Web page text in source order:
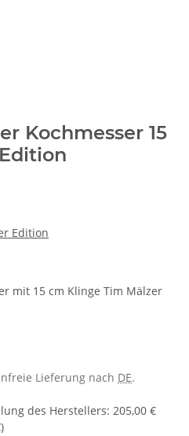
Kochmesser 15
Edition
mit 15 cm Klinge Tim Mälzer
Lieferung nach DE.
des Herstellers: 205,00 €
)